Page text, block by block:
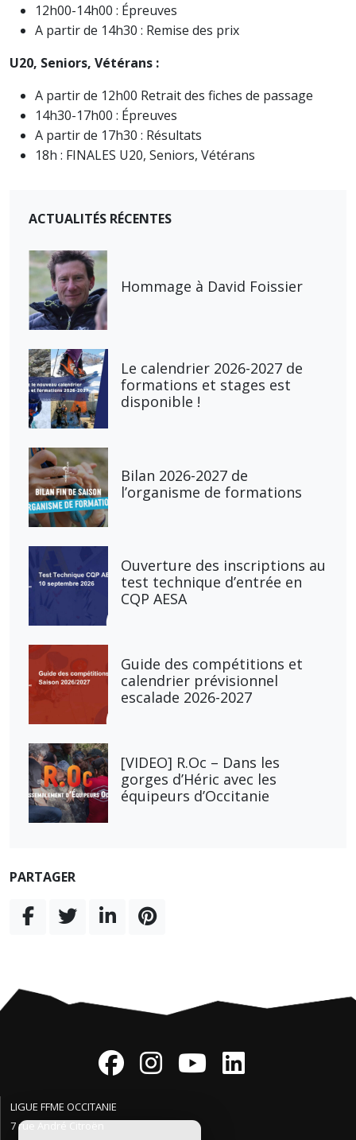
12h00-14h00 : Épreuves
A partir de 14h30 : Remise des prix
U20, Seniors, Vétérans :
A partir de 12h00 Retrait des fiches de passage
14h30-17h00 : Épreuves
A partir de 17h30 : Résultats
18h : FINALES U20, Seniors, Vétérans
ACTUALITÉS RÉCENTES
Hommage à David Foissier
Le calendrier 2026-2027 de
formations et stages est
disponible !
Bilan 2026-2027 de
l’organisme de formations
Ouverture des inscriptions au
test technique d’entrée en
CQP AESA
Guide des compétitions et
calendrier prévisionnel
escalade 2026-2027
[VIDEO] R.Oc – Dans les
gorges d’Héric avec les
équipeurs d’Occitanie
PARTAGER
LIGUE FFME OCCITANIE
7 rue André Citroën